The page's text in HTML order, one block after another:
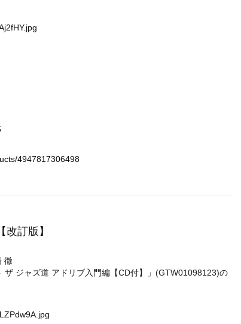
4947817306498
訂版】
徹
ジャズ道 アドリブ入門編【CD付】」(GTW01098123)の